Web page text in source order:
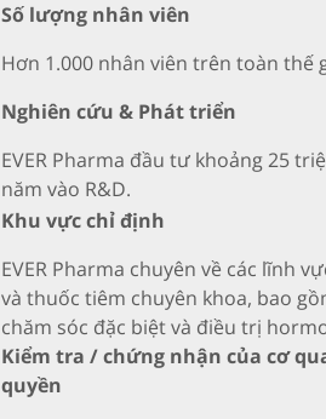
Số lượng nhân viên
Hơn 1.000 nhân viên trên toàn thế
Nghiên cứu & Phát triển
EVER Pharma đầu tư khoảng 25
năm vào R&D.
Khu vực chỉ định
EVER Pharma chuyên về các lĩnh
và thuốc tiêm chuyên khoa, bao
chăm sóc đặc biệt và điều trị
Kiểm tra / chứng nhận của cơ
quyền